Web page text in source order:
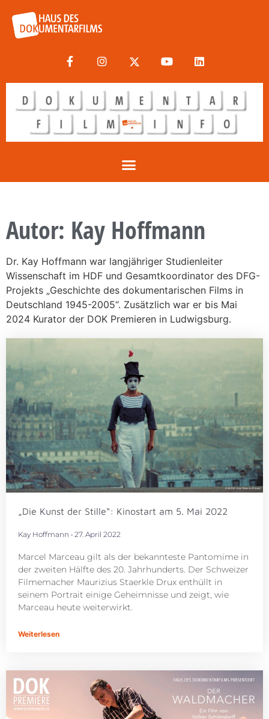
Autor: Kay Hoffmann
Dr. Kay Hoffmann war langjähriger Studienleiter
Wissenschaft im HDF und Gesamtkoordinator des DFG-
Projekts „Geschichte des dokumentarischen Films in
Deutschland 1945-2005“. Zusätzlich war er bis Mai
2024 Kurator der DOK Premieren in Ludwigsburg.
„Die Kunst der Stille“: Kinostart am 5. Mai 2022
Kay Hoffmann 27. April 2022
Marcel Marceau gilt als der bekannteste Pantomime in
der zweiten Hälfte des 20. Jahrhunderts. Der Schweizer
Filmemacher Maurizius Staerkle Drux enthüllt in
seinem Portrait einige Geheimnisse und zeigt, wie
Marceau heute weiterwirkt.
Weiterlesen